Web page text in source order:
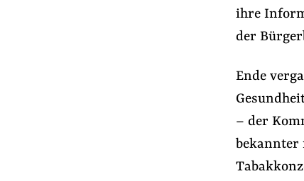
ihre
der
Ende
– der
bekannter